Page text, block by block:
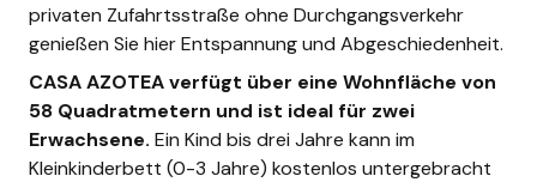
privaten Zufahrtsstraße ohne Durchgangsverkehr
genießen Sie hier Entspannung und Abgeschiedenheit.
CASA AZOTEA verfügt über eine Wohnfläche von
58 Quadratmetern und ist ideal für zwei
Erwachsene. Ein Kind bis drei Jahre kann im
Kleinkinderbett (0-3 Jahre) kostenlos untergebracht